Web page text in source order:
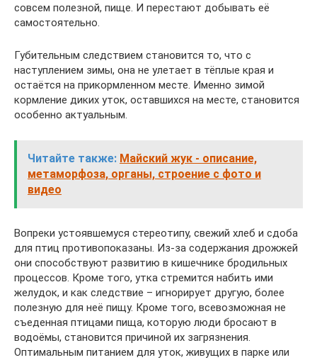
совсем полезной, пище. И перестают добывать её
самостоятельно.
Губительным следствием становится то, что с
наступлением зимы, она не улетает в тёплые края и
остаётся на прикормленном месте. Именно зимой
кормление диких уток, оставшихся на месте, становится
особенно актуальным.
Читайте также: Майский жук - описание,
метаморфоза, органы, строение с фото и
видео
Вопреки устоявшемуся стереотипу, свежий хлеб и сдоба
для птиц противопоказаны. Из-за содержания дрожжей
они способствуют развитию в кишечнике бродильных
процессов. Кроме того, утка стремится набить ими
желудок, и как следствие – игнорирует другую, более
полезную для неё пищу. Кроме того, всевозможная не
съеденная птицами пища, которую люди бросают в
водоёмы, становится причиной их загрязнения.
Оптимальным питанием для уток, живущих в парке или